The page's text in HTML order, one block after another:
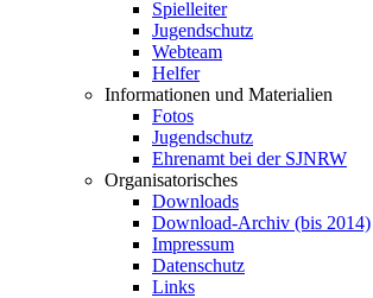
Spielleiter
Jugendschutz
Webteam
Helfer
Informationen und Materialien
Fotos
Jugendschutz
Ehrenamt bei der SJNRW
Organisatorisches
Downloads
Download-Archiv (bis 2014)
Impressum
Datenschutz
Links